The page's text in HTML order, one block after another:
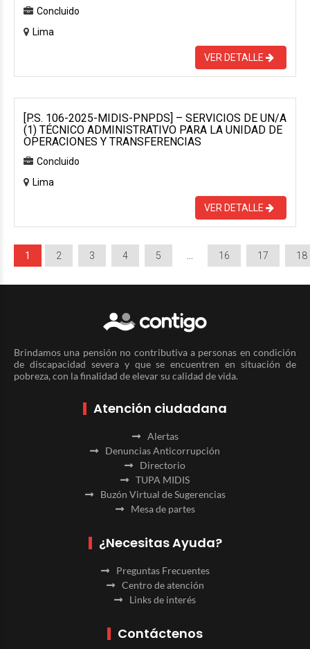
Concluido
Lima
VER DETALLE
[P.S. 106-2025-MIDIS-PNPDS] – SERVICIOS DE UN/A
(1) TÉCNICO ADMINISTRATIVO PARA LA UNIDAD DE
OPERACIONES Y TRANSFERENCIAS
Concluido
Lima
VER DETALLE
1 2 3 4 5 16 17 18
Brindamos una pensión no contributiva a personas en condición
de discapacidad severa y que se encuentren en situación de
pobreza, con la finalidad de elevar su calidad de vida.
Atención ciudadana
Alertas
Denuncias Anticorrupción
Directorio
TUPA MIDIS
Buzón Virtual de Sugerencias
Mesa de partes
¿Necesitas Ayuda?
Preguntas Frecuentes
Centro de atención
Links de interés
Contáctenos